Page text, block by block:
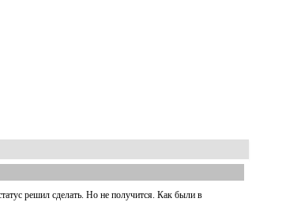
решил сделать. Но не получится. Как были в